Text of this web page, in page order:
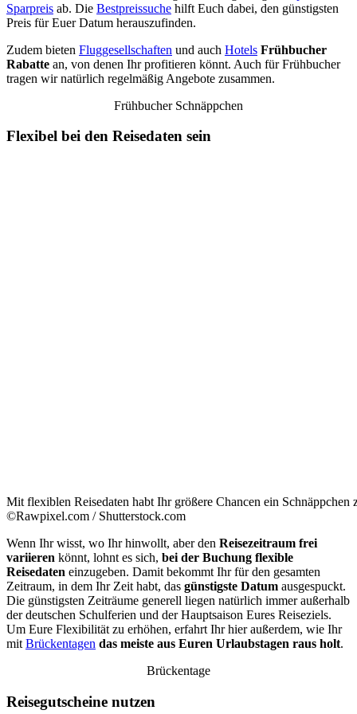
Sparpreis ab. Die Bestpreissuche hilft Euch dabei, den günstigsten
Preis für Euer Datum herauszufinden.
Zudem bieten Fluggesellschaften und auch Hotels Frühbucher
Rabatte an, von denen Ihr profitieren könnt. Auch für Frühbucher
tragen wir natürlich regelmäßig Angebote zusammen.
Frühbucher Schnäppchen
Flexibel bei den Reisedaten sein
Mit flexiblen Reisedaten habt Ihr größere Chancen ein Schnäppchen
©Rawpixel.com / Shutterstock.com
Wenn Ihr wisst, wo Ihr hinwollt, aber den Reisezeitraum frei
variieren könnt, lohnt es sich, bei der Buchung flexible
Reisedaten einzugeben. Damit bekommt Ihr für den gesamten
Zeitraum, in dem Ihr Zeit habt, das günstigste Datum ausgespuckt.
Die günstigsten Zeiträume generell liegen natürlich immer außerhalb
der deutschen Schulferien und der Hauptsaison Eures Reiseziels.
Um Eure Flexibilität zu erhöhen, erfahrt Ihr hier außerdem, wie Ihr
mit Brückentagen das meiste aus Euren Urlaubstagen raus holt.
Brückentage
Reisegutscheine nutzen